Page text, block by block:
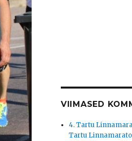
VIIMASED
4. Tartu
Tartu